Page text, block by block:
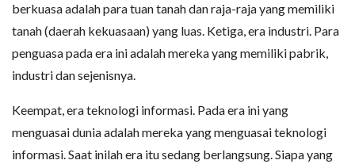
berkuasa adalah para tuan tanah dan raja-raja yang memiliki
tanah (daerah kekuasaan) yang luas. Ketiga, era industri. Para
penguasa pada era ini adalah mereka yang memiliki pabrik,
industri dan sejenisnya.
Keempat, era teknologi informasi. Pada era ini yang
menguasai dunia adalah mereka yang menguasai teknologi
informasi. Saat inilah era itu sedang berlangsung. Siapa yang